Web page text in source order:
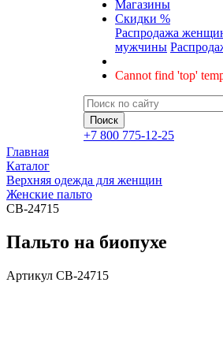
Магазины
Скидки %
Распродажа
мужчины
Cannot find 'top'
+7 800 775-12-25
Главная
Каталог
Верхняя одежда для женщин
Женские пальто
CB-24715
Пальто на биопухе
Артикул CB-24715